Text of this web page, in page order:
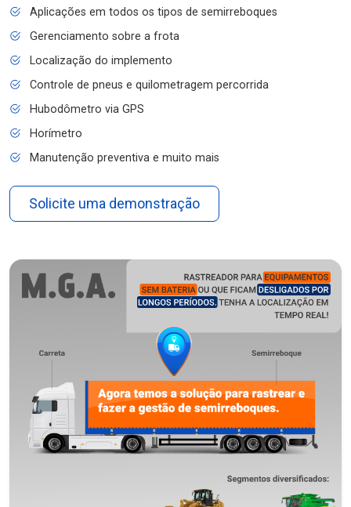
Aplicações em todos os tipos de semirreboques
Gerenciamento sobre a frota
Localização do implemento
Controle de pneus e quilometragem percorrida
Hubodômetro via GPS
Horímetro
Manutenção preventiva e muito mais
Solicite uma demonstração